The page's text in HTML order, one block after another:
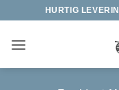
indhold
HURTIG